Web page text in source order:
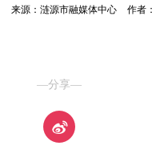
来源：涟源市融媒体中心 作者
—分享—